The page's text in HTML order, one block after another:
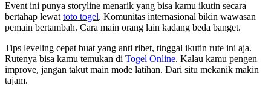
Event ini punya storyline menarik yang bisa kamu ikutin secara
bertahap lewat toto togel. Komunitas internasional bikin wawasan
pemain bertambah. Cara main orang lain kadang beda banget.
Tips leveling cepat buat yang anti ribet, tinggal ikutin rute ini aja.
Rutenya bisa kamu temukan di Togel Online. Kalau kamu pengen
improve, jangan takut main mode latihan. Dari situ mekanik makin
tajam.